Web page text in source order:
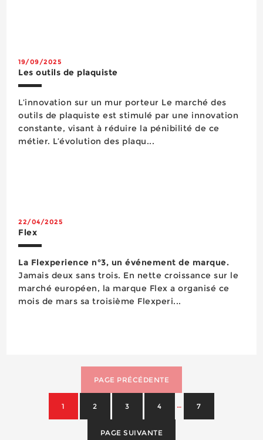
19/09/2025
Les outils de plaquiste
L’innovation sur un mur porteur Le marché des
outils de plaquiste est stimulé par une innovation
constante, visant à réduire la pénibilité de ce
métier. L’évolution des plaqu...
22/04/2025
Flex
La Flexperience n°3, un événement de marque.
Jamais deux sans trois. En nette croissance sur le
marché européen, la marque Flex a organisé ce
mois de mars sa troisième Flexperi...
PAGE PRÉCÉDENTE
1 2 3 4 … 7
PAGE SUIVANTE